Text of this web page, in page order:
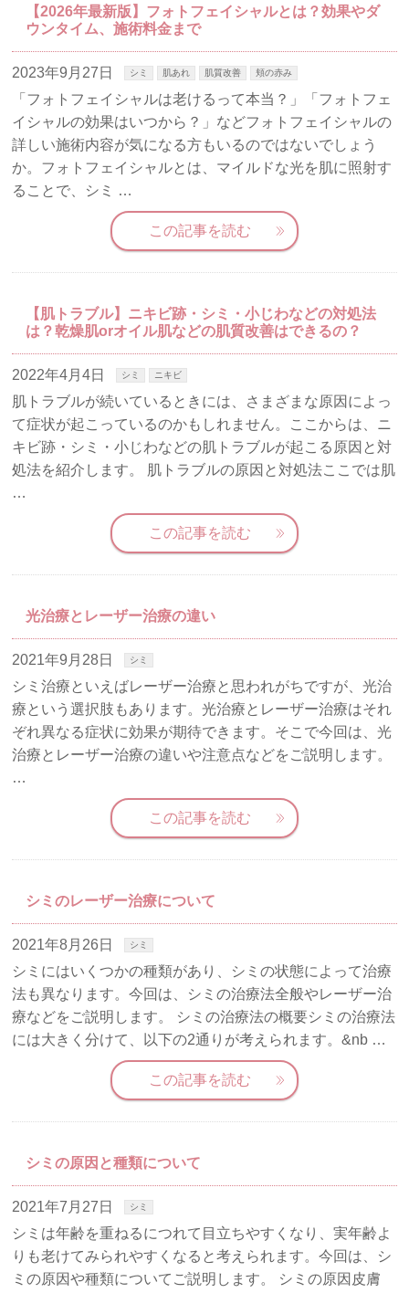
【2026年最新版】フォトフェイシャルとは？効果やダ
ウンタイム、施術料金まで
2023年9月27日 シミ 肌あれ 肌質改善 頬の赤み
「フォトフェイシャルは老けるって本当？」「フォトフェ
イシャルの効果はいつから？」などフォトフェイシャルの
詳しい施術内容が気になる方もいるのではないでしょう
か。フォトフェイシャルとは、マイルドな光を肌に照射す
ることで、シミ …
この記事を読む
【肌トラブル】ニキビ跡・シミ・小じわなどの対処法
は？乾燥肌orオイル肌などの肌質改善はできるの？
2022年4月4日 シミ ニキビ
肌トラブルが続いているときには、さまざまな原因によっ
て症状が起こっているのかもしれません。ここからは、ニ
キビ跡・シミ・小じわなどの肌トラブルが起こる原因と対
処法を紹介します。 肌トラブルの原因と対処法ここでは肌
…
この記事を読む
光治療とレーザー治療の違い
2021年9月28日 シミ
シミ治療といえばレーザー治療と思われがちですが、光治
療という選択肢もあります。光治療とレーザー治療はそれ
ぞれ異なる症状に効果が期待できます。そこで今回は、光
治療とレーザー治療の違いや注意点などをご説明します。
…
この記事を読む
シミのレーザー治療について
2021年8月26日 シミ
シミにはいくつかの種類があり、シミの状態によって治療
法も異なります。今回は、シミの治療法全般やレーザー治
療などをご説明します。 シミの治療法の概要シミの治療法
には大きく分けて、以下の2通りが考えられます。&nb …
この記事を読む
シミの原因と種類について
2021年7月27日 シミ
シミは年齢を重ねるにつれて目立ちやすくなり、実年齢よ
りも老けてみられやすくなると考えられます。今回は、シ
ミの原因や種類についてご説明します。 シミの原因皮膚